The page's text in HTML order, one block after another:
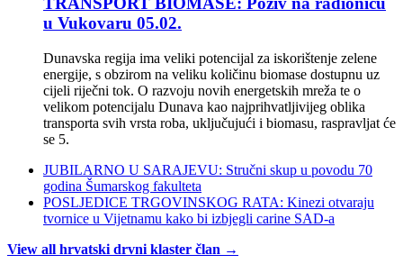
u Vukovaru 05.02.
Dunavska regija ima veliki potencijal za iskorištenje zelene
energije, s obzirom na veliku količinu biomase dostupnu uz
cijeli riječni tok. O razvoju novih energetskih mreža te o
velikom potencijalu Dunava kao najprihvatljivijeg oblika
transporta svih vrsta roba, uključujući i biomasu, raspravljat će
se 5.
JUBILARNO U SARAJEVU: Stručni skup u povodu 70
godina Šumarskog fakulteta
POSLJEDICE TRGOVINSKOG RATA: Kinezi otvaraju
tvornice u Vijetnamu kako bi izbjegli carine SAD-a
View all hrvatski drvni klaster član →